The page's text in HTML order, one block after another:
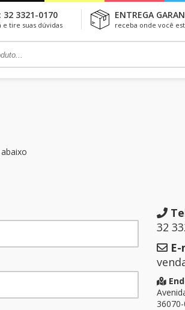
32 3321-0170
e tire suas dúvidas
ENTREGA
receba onde você
32